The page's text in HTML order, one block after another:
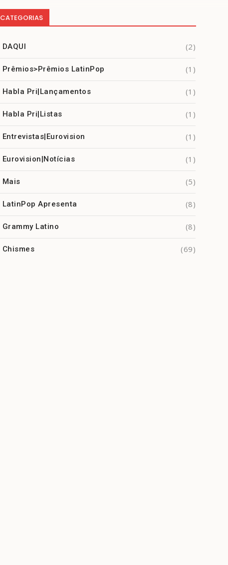
CATEGORIAS
DAQUI (2)
Prêmios>Prêmios LatinPop (1)
Habla Pri|Lançamentos (1)
Habla Pri|Listas (1)
Entrevistas|Eurovision (1)
Eurovision|Notícias (1)
Mais (5)
LatinPop Apresenta (8)
Grammy Latino (8)
Chismes (69)